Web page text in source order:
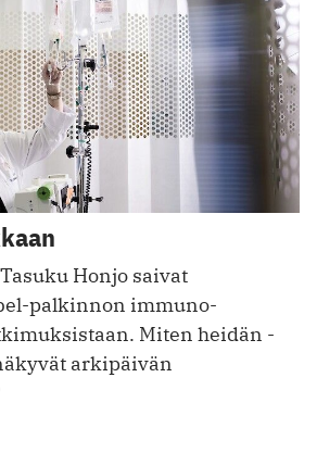
Honjo saivat
palkinnon immuno-
Miten heidän
arkipäivän